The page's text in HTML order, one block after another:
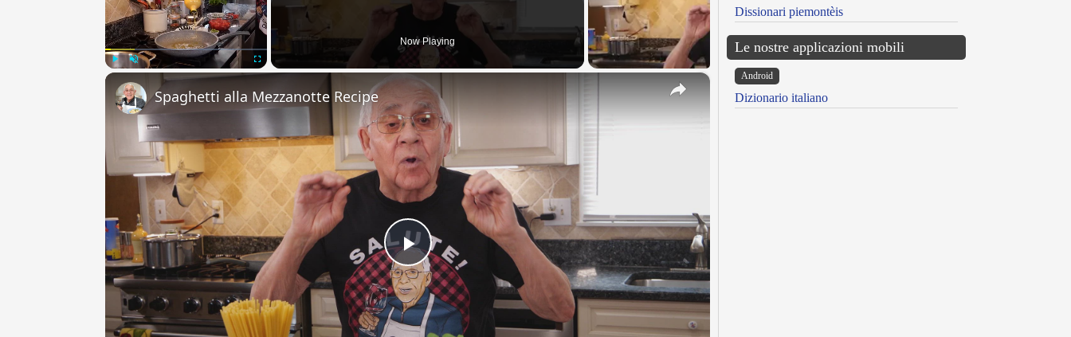
Fullscreen
Now Playing
×
Play
Video
Spaghetti alla Mezzanotte Recipe
Dissionari piemontèis
Le nostre applicazioni mobili
Android
Dizionario italiano